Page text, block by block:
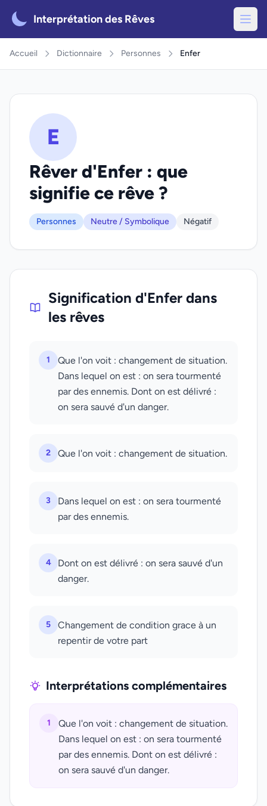
Interprétation des Rêves
Accueil Dictionnaire Personnes Enfer
E
Rêver d'Enfer : que
signifie ce rêve ?
Personnes Neutre / Symbolique Négatif
Signification d'Enfer dans
les rêves
1
Que l'on voit : changement de situation.
Dans lequel on est : on sera tourmenté
par des ennemis. Dont on est délivré :
on sera sauvé d'un danger.
2 Que l'on voit : changement de situation.
3
Dans lequel on est : on sera tourmenté
par des ennemis.
4
Dont on est délivré : on sera sauvé d'un
danger.
5
Changement de condition grace à un
repentir de votre part
Interprétations complémentaires
1
Que l'on voit : changement de situation.
Dans lequel on est : on sera tourmenté
par des ennemis. Dont on est délivré :
on sera sauvé d'un danger.